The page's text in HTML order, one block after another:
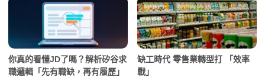
你真的看懂JD了嗎？解析矽谷求
職邏輯「先有職缺，再有履歷」
缺工時代 零售業轉型打 「效率
戰」